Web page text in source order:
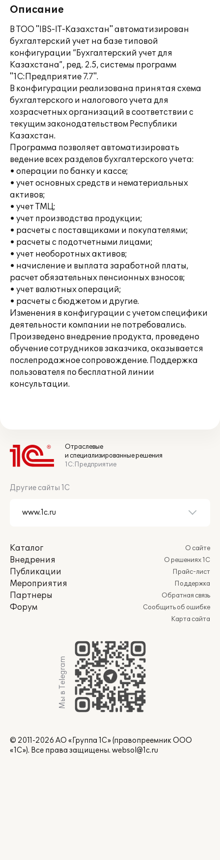
Описание
В ТОО "IBS-IT-Казахстан" автоматизирован
бухгалтерский учет на базе типовой
конфигурации “Бухгалтерский учет для
Казахстана”, ред. 2.5, системы программ
"1С:Предприятие 7.7".
В конфигурации реализована принятая схема
бухгалтерского и налогового учета для
хозрасчетных организаций в соответствии с
текущим законодательством Республики
Казахстан.
Программа позволяет автоматизировать
ведение всех разделов бухгалтерского учета:
• операции по банку и кассе;
• учет основных средств и нематериальных
активов;
• учет ТМЦ;
• учет производства продукции;
• расчеты с поставщиками и покупателями;
• расчеты с подотчетными лицами;
• учет необоротных активов;
• начисление и выплата заработной платы,
расчет обязательных пенсионных взносов;
• учет валютных операций;
• расчеты с бюджетом и другие.
Изменения в конфигурации с учетом специфики
деятельности компании не потребовались.
Произведено внедрение продукта, проведено
обучение сотрудников заказчика, оказывается
послепродажное сопровождение. Поддержка
пользователя по бесплатной линии
консультации.
Отраслевые
и специализированные решения
1С:Предприятие
Другие сайты 1С
Каталог
Внедрения
Публикации
Мероприятия
Партнеры
Форум
О сайте
О решениях 1С
Прайс-лист
Поддержка
Обратная связь
Сообщить об ошибке
Карта сайта
Мы в Telegram
© 2011-2026 АО «Группа 1С» (правопреемник ООО
«1С»). Все права защищены. websol@1c.ru